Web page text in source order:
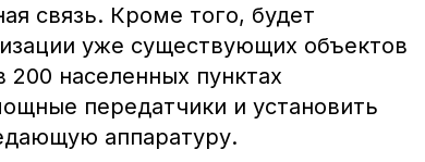
связь. Кроме того, будет
уже существующих объектов
населенных пунктах
передатчики и установить
аппаратуру.